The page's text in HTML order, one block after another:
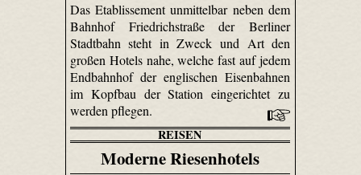
Das Etablissement unmittelbar neben dem
Bahnhof Friedrichstraße der Berliner
Stadtbahn steht in Zweck und Art den
großen Hotels nahe, welche fast auf jedem
Endbahnhof der englischen Eisenbahnen
im Kopfbau der Station eingerichtet zu
werden pflegen.
REISEN
Moderne Riesenhotels